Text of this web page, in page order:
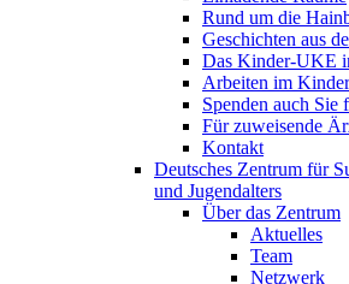
Rund um die
Geschichten aus
Das Kinder-UKE
Arbeiten im
Spenden auch
Für zuweisende
Kontakt
Deutsches Zentrum für
und Jugendalters
Über das Zentrum
Aktuelles
Team
Netzwerk